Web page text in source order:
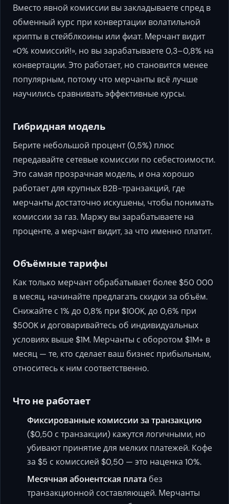
Вместо явной комиссии вы закладываете спред в
обменный курс при конвертации волатильной
крипты в стейблкоины или фиат. Мерчант видит
«0% комиссий!», но вы зарабатываете 0,3–0,8% на
конвертации. Это работает, но становится менее
популярным, потому что мерчанты всё лучше
научились сравнивать эффективные курсы.
Гибридная модель
Берите небольшой процент (0,5%) плюс
передавайте сетевые комиссии по себестоимости.
Это самая прозрачная модель, и она хорошо
работает для крупных B2B-транзакций, где
мерчанты достаточно искушены, чтобы понимать
комиссии за газ. Маржу вы зарабатываете на
проценте, а мерчант видит, за что именно платит.
Объёмные тарифы
Как только мерчант обрабатывает более $50 000
в месяц, начинайте предлагать скидки за объём.
Снижайте с 1% до 0,8% при $100K, до 0,6% при
$500K и договаривайтесь об индивидуальных
условиях выше $1M. Мерчанты с оборотом $1M+ в
месяц — те, кто сделает ваш бизнес прибыльным,
относитесь к ним соответственно.
Что не работает
Фиксированные комиссии за транзакцию
($0,50 с транзакции) кажутся логичными, но
убивают принятие для мелких платежей. Кофе
за $5 с комиссией $0,50 — это наценка 10%.
Месячная абонентская плата без
транзакционной составляющей. Мерчанты